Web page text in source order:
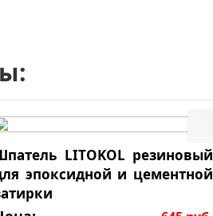
LITOKOL резиновый
эпоксидной и цементной